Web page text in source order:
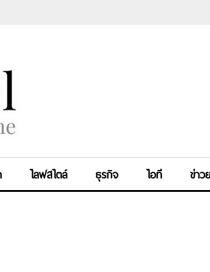
ไลฟสไตล์ ธุรกิจ ไอที ข่า